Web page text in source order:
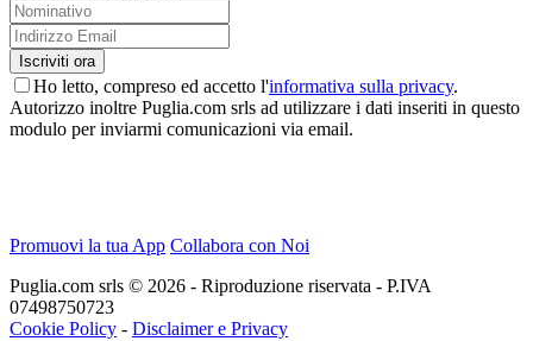
Ho letto, compreso ed accetto l'informativa sulla privacy.
Autorizzo inoltre Puglia.com srls ad utilizzare i dati inseriti in questo
modulo per inviarmi comunicazioni via email.
Promuovi la tua App Collabora con Noi
Puglia.com srls © 2026 - Riproduzione riservata - P.IVA
07498750723
Cookie Policy - Disclaimer e Privacy